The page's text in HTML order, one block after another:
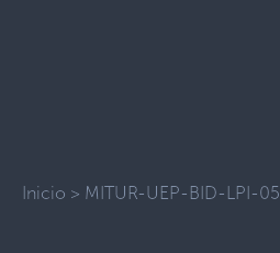
Inicio > MITUR-UEP-BID-LPI-05